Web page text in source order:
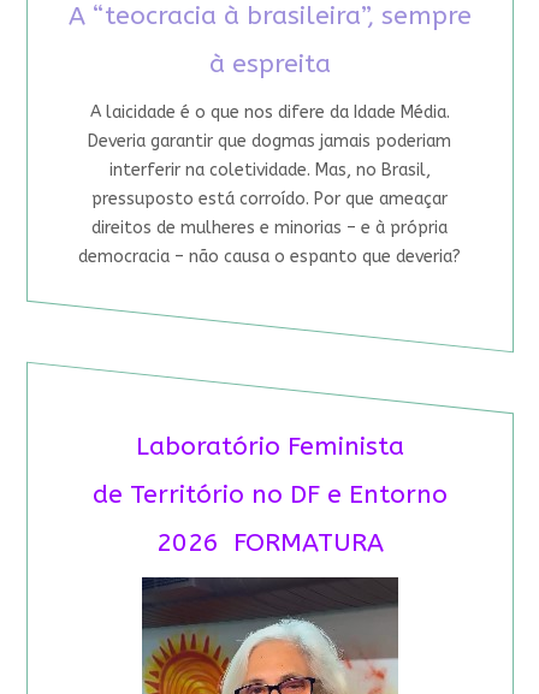
A “teocracia à brasileira”, sempre
à espreita
A laicidade é o que nos difere da Idade Média.
Deveria garantir que dogmas jamais poderiam
interferir na coletividade. Mas, no Brasil,
pressuposto está corroído. Por que ameaçar
direitos de mulheres e minorias – e à própria
democracia – não causa o espanto que deveria?
Laboratório Feminista
de Território no DF e Entorno
2026 FORMATURA